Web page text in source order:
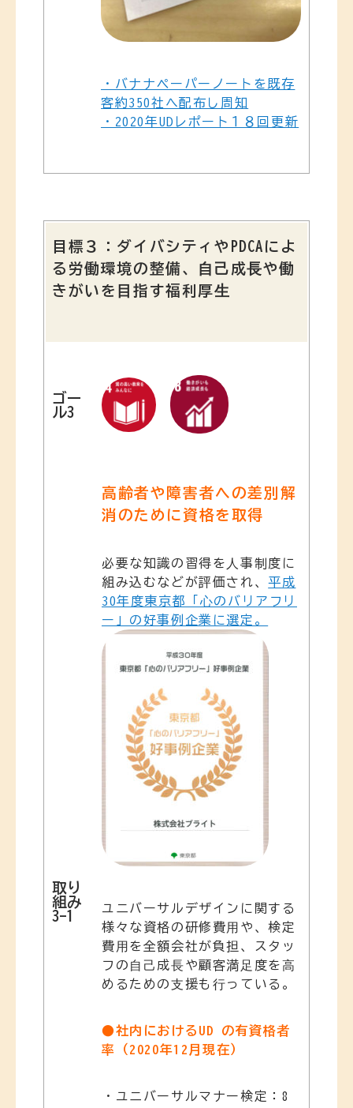
・バナナペーパーノートを既存
客約350社へ配布し周知
・2020年UDレポート１８回更新
目標３：ダイバシティやPDCAによ
る労働環境の整備、⾃⼰成⻑や働
きがいを⽬指す福利厚⽣
ゴー
ル3
取り
組み
3-1
高齢者や障害者への差別解
消のために資格を取得
必要な知識の習得を⼈事制度に
組み込むなどが評価され、平成
30年度東京都「⼼のバリアフリ
ー」の好事例企業に選定。
ユニバーサルデザインに関する
様々な資格の研修費⽤や、検定
費⽤を全額会社が負担、スタッ
フの⾃⼰成⻑や顧客満⾜度を⾼
めるための⽀援も⾏っている。
●社内におけるUD の有資格者
率（2020年12月現在）
・ユニバーサルマナー検定：8